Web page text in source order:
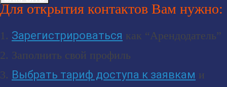
Для открытия контактов Вам нужно:
1. Зарегистрироваться как “Арендодатель”
2. Заполнить свой профиль
3. Выбрать тариф доступа к заявкам и